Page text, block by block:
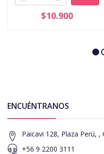
$10.900
ENCUÉNTRANOS
Paicavi 128, Plaza Perú,
+56 9 2200 3111